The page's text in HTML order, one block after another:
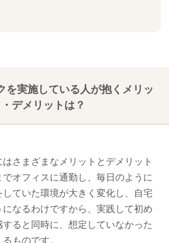
を実施している人が抱くメリッ
・デメリットは？
さまざまなメリットとデメリット
オフィスに通勤し、毎日のように
ていた環境が大きく変化し、自宅
なるわけですから、実践して初め
ると同時に、想定していなかった
ものです。